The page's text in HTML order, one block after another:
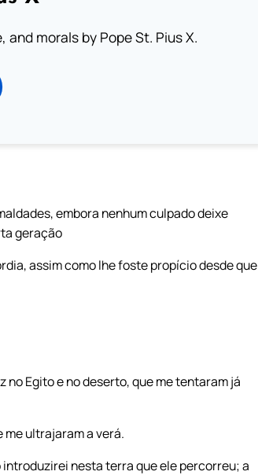
morals by Pope St. Pius X.
embora nenhum culpado deixe
geração
assim como lhe foste propício desde que
no Egito e no deserto, que me tentaram já
me ultrajaram a verá.
nesta terra que ele percorreu; a